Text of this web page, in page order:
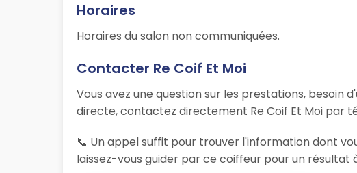
Horaires
Horaires du salon non communiquées.
Contacter Re Coif Et Moi
Vous avez une question sur les prestations, besoin
directe, contactez directement Re Coif Et Moi par
📞 Un appel suffit pour trouver l'information dont
laissez-vous guider par ce coiffeur pour un résultat